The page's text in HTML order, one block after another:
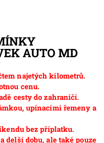
AUTO MD
najetých kilometrů.
cenu.
cesty do zahraničí.
upínacími řemeny a
bez příplatku.
delší dobu, ale také pouze